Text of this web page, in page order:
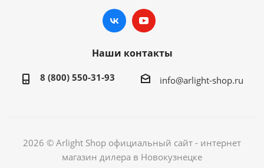
Наши контакты
8 (800) 550-31-93 info@arlight-shop.ru
2026 © Arlight Shop официальный сайт - интернет
магазин дилера в Новокузнецке